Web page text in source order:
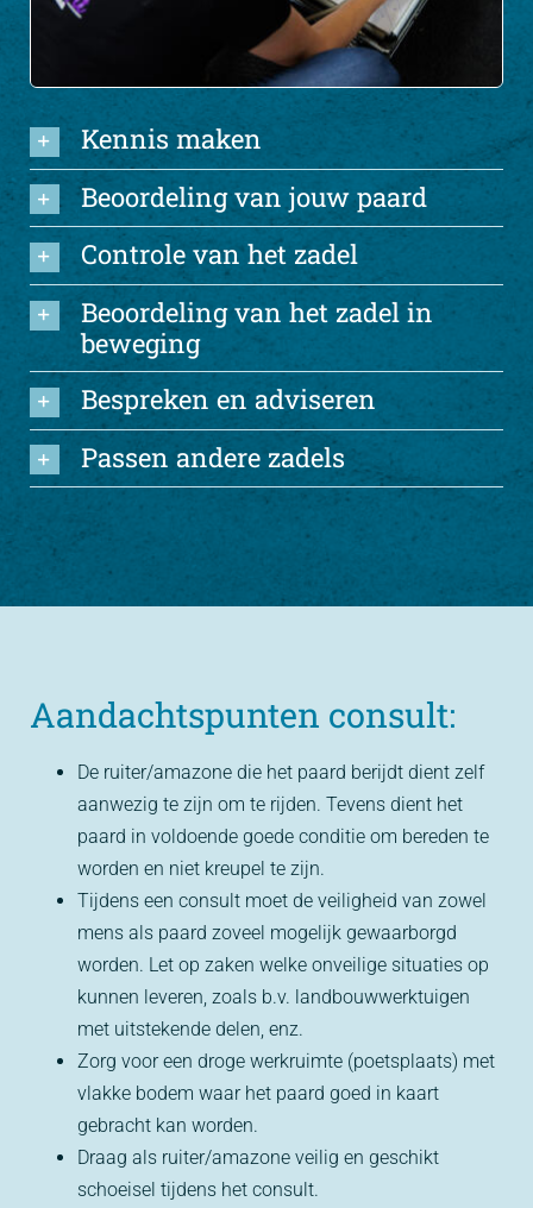
Kennis maken
Beoordeling van jouw paard
Controle van het zadel
Beoordeling van het zadel in
beweging
Bespreken en adviseren
Passen andere zadels
Aandachtspunten consult:
De ruiter/amazone die het paard berijdt dient zelf
aanwezig te zijn om te rijden. Tevens dient het
paard in voldoende goede conditie om bereden te
worden en niet kreupel te zijn.
Tijdens een consult moet de veiligheid van zowel
mens als paard zoveel mogelijk gewaarborgd
worden. Let op zaken welke onveilige situaties op
kunnen leveren, zoals b.v. landbouwwerktuigen
met uitstekende delen, enz.
Zorg voor een droge werkruimte (poetsplaats) met
vlakke bodem waar het paard goed in kaart
gebracht kan worden.
Draag als ruiter/amazone veilig en geschikt
schoeisel tijdens het consult.